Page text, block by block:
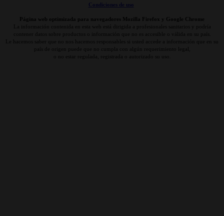
Condiciones de uso
Página web optimizada para navegadores Mozilla Firefox y Google Chrome
La información contenida en esta web está dirigida a profesionales sanitarios y podría
contener datos sobre productos o información que no es accesible o válida en su país.
Le hacemos saber que no nos hacemos responsables si usted accede a información que en su
país de origen puede que no cumpla con algún requerimiento legal,
o no estar regulada, registrada o autorizado su uso.